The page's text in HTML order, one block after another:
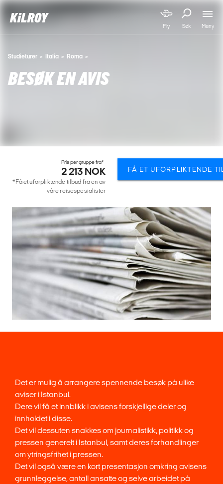
Fly Søk Meny
Studieturer Italia Roma
BESØK EN AVIS
Det er mulig å arrangere spennende besøk på ulike
aviser i Istanbul.
Dere vil få et innblikk i avisens forskjellige deler og
innholdet i disse.
Det vil dessuten snakkes om journalistikk, politikk og
pressen generelt i Istanbul, samt deres forhandlinger
om ytringsfrihet i pressen.
Det vil også være en kort presentasjon omkring avisens
grunnleggelse, antall ansatte og selve arbeidet på
Pris per gruppe fra*
2 213 NOK
*Få et uforpliktende tilbud fra en av
våre reisespesialister
FÅ ET UFORPLIKTENDE